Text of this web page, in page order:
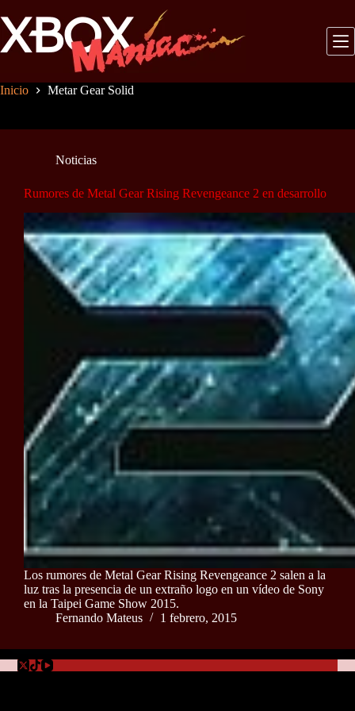
al
contenido
Inicio Metar Gear Solid
Noticias
Rumores de Metal Gear Rising Revengeance 2 en desarrollo
Los rumores de Metal Gear Rising Revengeance 2 salen a la
luz tras la presencia de un extraño logo en un vídeo de Sony
en la Taipei Game Show 2015.
Fernando Mateus
1 febrero, 2015